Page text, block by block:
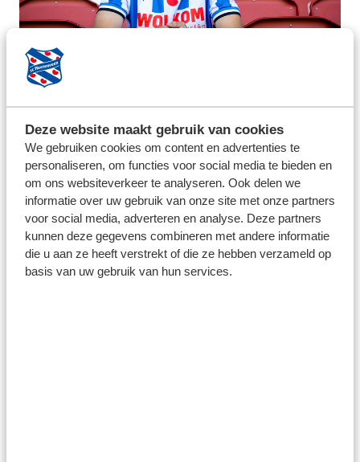
Deze website maakt gebruik van cookies
We gebruiken cookies om content en advertenties te
personaliseren, om functies voor social media te bieden en
om ons websiteverkeer te analyseren. Ook delen we
informatie over uw gebruik van onze site met onze partners
voor social media, adverteren en analyse. Deze partners
kunnen deze gegevens combineren met andere informatie
die u aan ze heeft verstrekt of die ze hebben verzameld op
basis van uw gebruik van hun services.
8 juli 2025
KOBUS BRUINSMA TEKENT
CONTRACT: "SINDS IK BIJ
HEERENVEEN SPEEL, KIJK IK AL UIT
NAAR DIT MOMENT"
1 2 3 4 … 7
BOVENBOUW